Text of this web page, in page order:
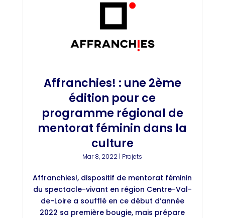
Affranchies! : une 2ème
édition pour ce
programme régional de
mentorat féminin dans la
culture
Mar 8, 2022 | Projets
Affranchies!, dispositif de mentorat féminin
du spectacle-vivant en région Centre-Val-
de-Loire a soufflé en ce début d’année
2022 sa première bougie, mais prépare